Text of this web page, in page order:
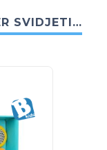
SVIDJETI…